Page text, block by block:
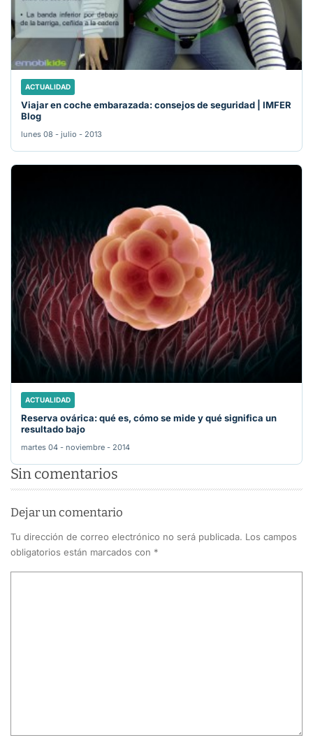
ACTUALIDAD
Viajar en coche embarazada: consejos de seguridad | IMFER
Blog
lunes 08 - julio - 2013
ACTUALIDAD
Reserva ovárica: qué es, cómo se mide y qué significa un
resultado bajo
martes 04 - noviembre - 2014
Sin comentarios
Dejar un comentario
Tu dirección de correo electrónico no será publicada. Los campos
obligatorios están marcados con *